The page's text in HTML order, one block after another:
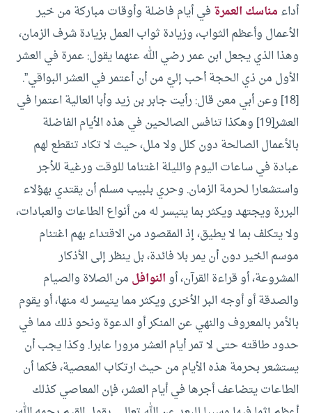
أداء مناسك العمرة في أيام فاضلة وأوقات مباركة من خير
الأعمال وأعظم الثواب، وزيادة ثواب العمل بزيادة شرف الزمان،
وهذا الذي يجعل ابن عمر رضي الله عنهما يقول: عمرة في العشر
الأول من ذي الحجة أحب إليَّ من أن أعتمر في العشر البواقي”.
[18]
وعن أبي معن قال: رأيت جابر بن زيد وأبا العالية اعتمرا في
العشر[19]
وهكذا تنافس الصالحين في هذه الأيام الفاضلة
بالأعمال الصالحة دون كلل ولا ملل، حيث لا تكاد تنقطع لهم
عبادة في ساعات اليوم والليلة اغتناما للوقت ورغية للأجر
واستشعارا لحرمة الزمان. وحري بلبيب مسلم أن يقتدي بهؤلاء
البررة ويجتهد ويكثر بما يتيسر له من أنواع الطاعات والعبادات،
ولا يتكلف بما لا يطيق، إذ المقصود من الاقتداء بهم اغتنام
موسم الخير دون أن يمر بلا فائدة، بل ينظر إلى الأذكار
المشروعة، أو قراءة القرآن، أوالنوافل من الصلاة والصيام
والصدقة أو أوجه البر الأخرى ويكثر مما يتيسر له منها، أو يقوم
بالأمر بالمعروف والنهي عن المنكر أو الدعوة ونحو ذلك مما في
حدود طاقته حتى لا تمر أيام العشر مرورا عابرا. وكذا يجب أن
يستشعر بحرمة هذه الأيام من حيث ارتكاب المعصية، فكما أن
الطاعات يتضاعف أجرها في أيام العشر، فإن المعاصي كذلك